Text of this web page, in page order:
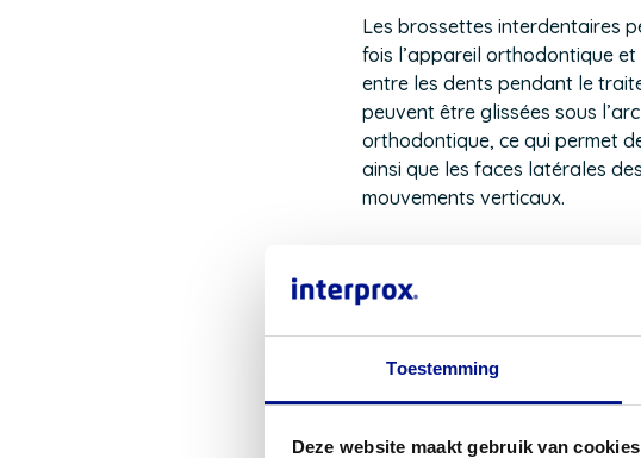
Toestemming
Deze website maakt gebruik van cookies
Les brossettes interdentaires
fois l’appareil orthodontique
entre les dents pendant le
peuvent être glissées sous
orthodontique, ce qui permet
ainsi que les faces latérales
mouvements verticaux.